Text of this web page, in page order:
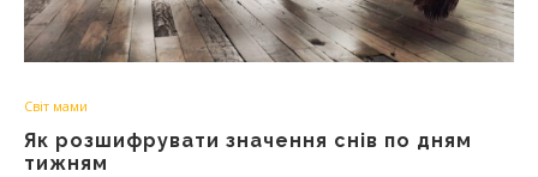
Світ мами
Як розшифрувати значення снів по дням
тижням